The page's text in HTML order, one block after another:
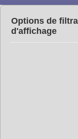
Options de
d'affichage